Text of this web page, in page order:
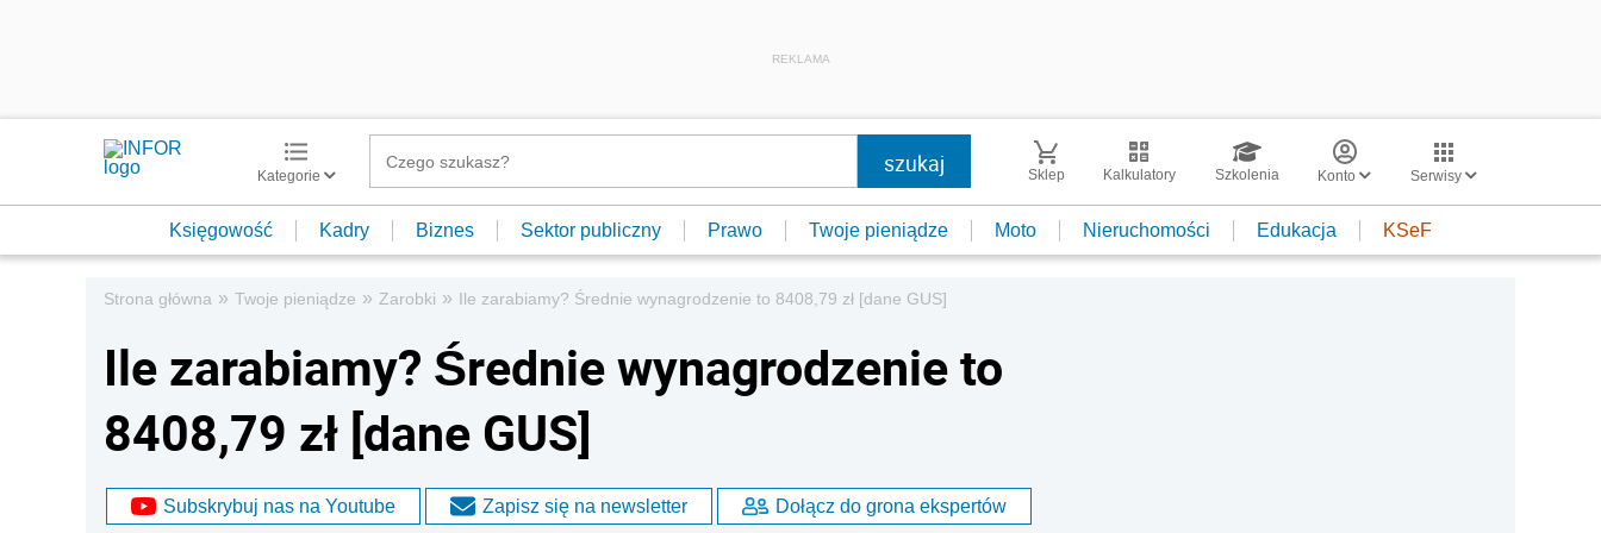
REKLAMA
Kategorie Sklep Kalkulatory Szkolenia Konto Serwisy
Księgowość Kadry Biznes Sektor publiczny Prawo Twoje pieniądze Moto Nieruchomości Edukacja KSeF
Strona główna » Twoje pieniądze » Zarobki » Ile zarabiamy? Średnie wynagrodzenie to 8408,79 zł [dane GUS]
Ile zarabiamy? Średnie wynagrodzenie to
8408,79 zł [dane GUS]
Subskrybuj nas na Youtube Zapisz się na newsletter Dołącz do grona ekspertów